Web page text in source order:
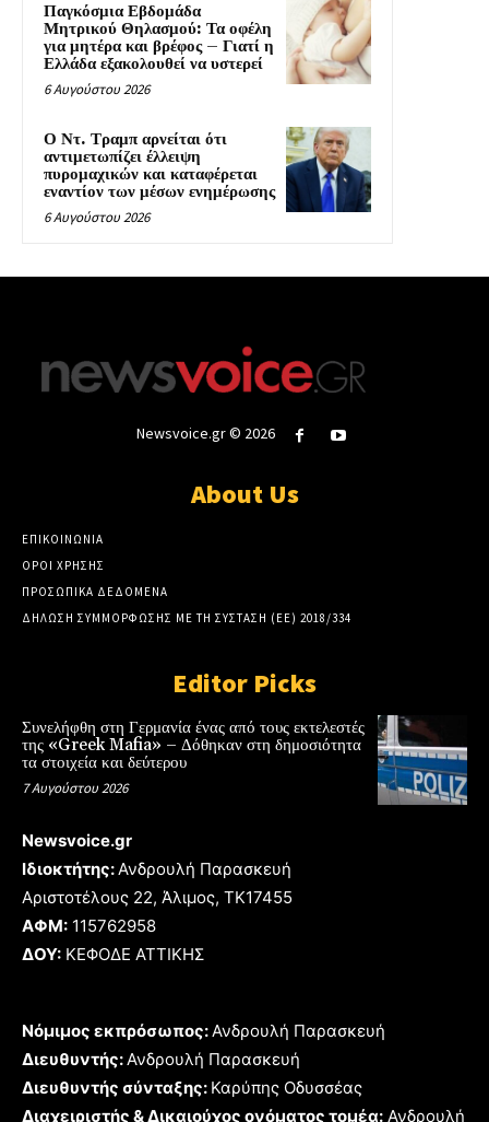
Παγκόσμια Εβδομάδα
Μητρικού Θηλασμού: Τα οφέλη
για μητέρα και βρέφος – Γιατί η
Ελλάδα εξακολουθεί να υστερεί
6 Αυγούστου 2026
Ο Ντ. Τραμπ αρνείται ότι
αντιμετωπίζει έλλειψη
πυρομαχικών και καταφέρεται
εναντίον των μέσων ενημέρωσης
6 Αυγούστου 2026
Newsvoice.gr © 2026
About Us
ΕΠΙΚΟΙΝΩΝΙΑ
ΟΡΟΙ ΧΡΗΣΗΣ
ΠΡΟΣΩΠΙΚΑ ΔΕΔΟΜΕΝΑ
ΔΗΛΩΣΗ ΣΥΜΜΟΡΦΩΣΗΣ ΜΕ ΤΗ ΣΥΣΤΑΣΗ (ΕΕ) 2018/334
Editor Picks
Συνελήφθη στη Γερμανία ένας από τους εκτελεστές
της «Greek Mafia» – Δόθηκαν στη δημοσιότητα
τα στοιχεία και δεύτερου
7 Αυγούστου 2026
Newsvoice.gr
Ιδιοκτήτης:Ανδρουλή Παρασκευή
Αριστοτέλους 22, Άλιμος, TK17455
ΑΦΜ: 115762958
ΔΟΥ: ΚΕΦΟΔΕ ΑΤΤΙΚΗΣ
Νόμιμος εκπρόσωπος:Ανδρουλή Παρασκευή
Διευθυντής:Ανδρουλή Παρασκευή
Διευθυντής σύνταξης: Καρύπης Οδυσσέας
Διαχειριστής & Δικαιούχος ονόματος τομέα: Ανδρουλή